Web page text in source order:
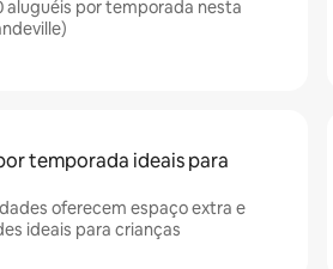
aluguéis por temporada nesta
temporada ideais para
oferecem espaço extra e
ideais para crianças